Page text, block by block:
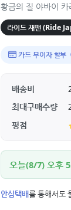
황금의 질 야바이
라이드 재팬 (Ride
카드 무이자 할부
배송비
최대구매수량
평점
오늘(8/7) 오후
안심택배를 통해서도